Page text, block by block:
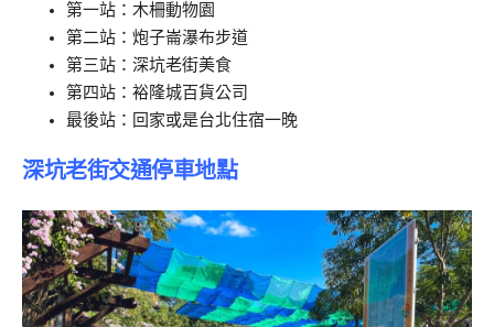
第一站：木柵動物園
第二站：炮子崙瀑布步道
第三站：深坑老街美食
第四站：裕隆城百貨公司
最後站：回家或是台北住宿一晚
深坑老街交通停車地點